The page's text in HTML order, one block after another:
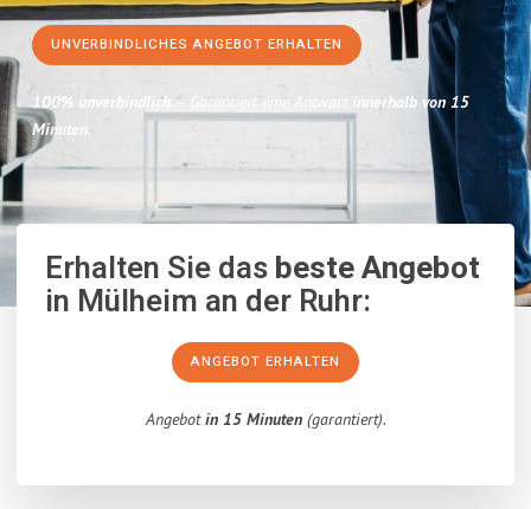
UNVERBINDLICHES ANGEBOT ERHALTEN
100% unverbindlich – Garantiert eine Antwort
innerhalb von 15
Minuten.
Erhalten Sie dasbeste Angebot
in Mülheim an der Ruhr:
ANGEBOT ERHALTEN
Angebotin 15 Minuten(garantiert).